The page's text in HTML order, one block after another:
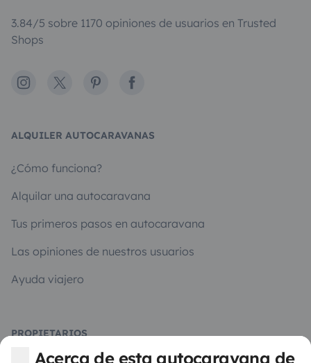
Acerca de esta autocaravana de
3.84/5 sobre 1170 opiniones de usuarios en Trusted
Shops
Instagram
X PinterestFacebook
ALQUILER AUTOCARAVANAS
¿Cómo funciona?
Alquilar una autocaravana
Tus primeros pasos en autocaravana
Las opiniones de nuestros usuarios
Ayuda viajero
PROPIETARIOS